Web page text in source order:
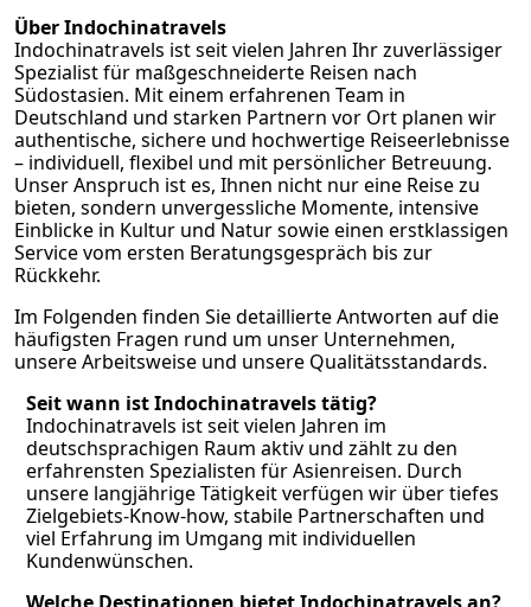
Über Indochinatravels
Indochinatravels ist seit vielen Jahren Ihr zuverlässiger
Spezialist für maßgeschneiderte Reisen nach
Südostasien. Mit einem erfahrenen Team in
Deutschland und starken Partnern vor Ort planen wir
authentische, sichere und hochwertige Reiseerlebnisse
– individuell, flexibel und mit persönlicher Betreuung.
Unser Anspruch ist es, Ihnen nicht nur eine Reise zu
bieten, sondern unvergessliche Momente, intensive
Einblicke in Kultur und Natur sowie einen erstklassigen
Service vom ersten Beratungsgespräch bis zur
Rückkehr.
Im Folgenden finden Sie detaillierte Antworten auf die
häufigsten Fragen rund um unser Unternehmen,
unsere Arbeitsweise und unsere Qualitätsstandards.
Seit wann ist Indochinatravels tätig?
Indochinatravels ist seit vielen Jahren im
deutschsprachigen Raum aktiv und zählt zu den
erfahrensten Spezialisten für Asienreisen. Durch
unsere langjährige Tätigkeit verfügen wir über tiefes
Zielgebiets-Know-how, stabile Partnerschaften und
viel Erfahrung im Umgang mit individuellen
Kundenwünschen.